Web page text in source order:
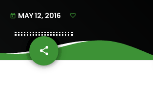
today MAY 12, 2016
share
email